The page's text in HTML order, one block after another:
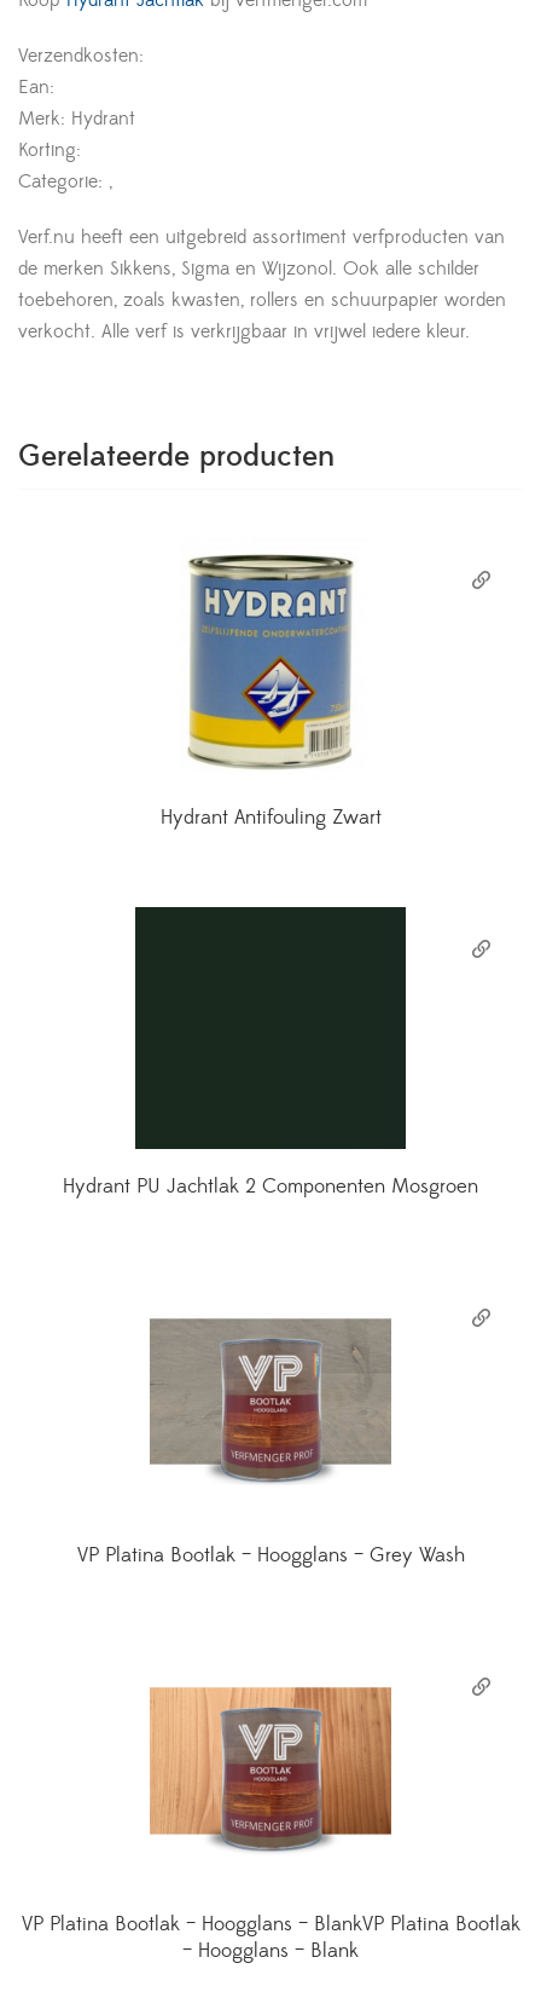
Verzendkosten:
Ean:
Merk: Hydrant
Korting:
Categorie: ,
Verf.nu heeft een uitgebreid assortiment verfproducten van
de merken Sikkens, Sigma en Wijzonol. Ook alle schilder
toebehoren, zoals kwasten, rollers en schuurpapier worden
verkocht. Alle verf is verkrijgbaar in vrijwel iedere kleur.
Gerelateerde producten
Hydrant Antifouling Zwart
Hydrant PU Jachtlak 2 Componenten Mosgroen
VP Platina Bootlak – Hoogglans – Grey Wash
VP Platina Bootlak – Hoogglans – BlankVP Platina Bootlak
– Hoogglans – Blank